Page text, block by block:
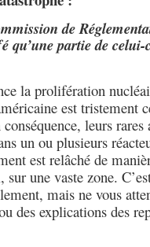
de
qu’une partie de
la prolifération
est tristement
leurs
un ou plusieurs
est relâché de
sur une vaste zone.
mais ne vous
des explications des